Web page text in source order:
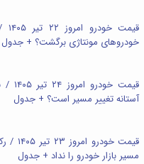
خودروهای مونتاژی برگشت؟ + جدول
قیمت
آستانه تغییر مسیر است؟ + جدول
قیمت
مسیر بازار خودرو را نداد + جدول